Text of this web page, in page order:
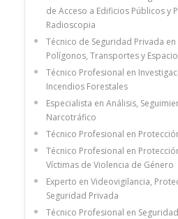
de Acceso a Edificios Públicos y
Radioscopia
Técnico de Seguridad Privada
Polígonos, Transportes y
Técnico Profesional en
Incendios Forestales
Especialista en Análisis,
Narcotráfico
Técnico Profesional en
Técnico Profesional en
Víctimas de Violencia de Género
Experto en Videovigilancia,
Seguridad Privada
Técnico Profesional en